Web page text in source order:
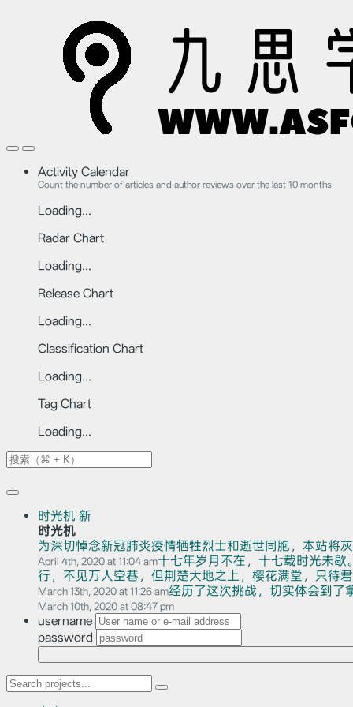
Activity Calendar
Count the number of articles and author reviews over the last 10 months
Loading...
Radar Chart
Loading...
Release Chart
Loading...
Classification Chart
Loading...
Tag Chart
Loading...
时光机 新
时光机
为深切悼念新冠肺炎疫情牺牲烈士和逝世同胞，本站将
April 4th, 2020 at 11:04 am十七年岁月不在，十七载时光未
行，不见万人空巷，但荆楚大地之上，樱花满堂，只待
March 13th, 2020 at 11:26 am经历了这次挑战，切实体会到了
March 10th, 2020 at 08:47 pm
username
password